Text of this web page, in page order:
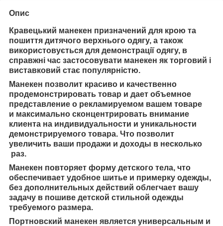
Опис
Кравецький манекен призначений для крою та
пошиття дитячого верхнього одягу, а також
використовується для демонстрації одягу, в
справжні час застосовувати манекен як торговий і
виставковий стає популярністю.
Манекен позволит красиво и качественно
продемонстрировать товар и дает объемное
представление о рекламируемом вашем товаре
и максимально сконцентрировать внимание
клиента на индивидуальности и уникальности
демонстрируемого товара. Что позволит
увеличить ваши продажи и доходы в несколько
раз.
Манекен повторяет форму детского тела, что
обеспечивает удобное шитье и примерку одежды,
без дополнительных действий облегчает вашу
задачу в пошиве детской стильной одежды
требуемого размера.
Портновский манекен является универсальным и